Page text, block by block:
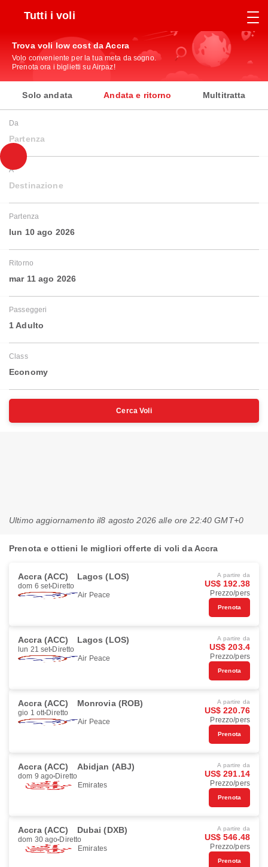
Tutti i voli
Trova voli low cost da Accra
Volo conveniente per la tua meta da sogno.
Prenota ora i biglietti su Airpaz!
Solo andata Andata e ritorno Multitratta
Da
Partenza
A
Destinazione
Partenza
lun 10 ago 2026
Ritorno
mar 11 ago 2026
Passeggeri
1 Adulto
Class
Economy
Cerca Voli
Ultimo aggiornamento il8 agosto 2026 alle ore 22:40 GMT+0
Prenota e ottieni le migliori offerte di voli da Accra
Accra (ACC) Lagos (LOS)
dom 6 set Diretto
Air Peace
A partire da
US$ 192.38
Prezzo/pers
Prenota
Accra (ACC) Lagos (LOS)
lun 21 set Diretto
Air Peace
A partire da
US$ 203.4
Prezzo/pers
Prenota
Accra (ACC) Monrovia (ROB)
gio 1 ott Diretto
Air Peace
A partire da
US$ 220.76
Prezzo/pers
Prenota
Accra (ACC) Abidjan (ABJ)
dom 9 ago Diretto
Emirates
A partire da
US$ 291.14
Prezzo/pers
Prenota
Accra (ACC) Dubai (DXB)
dom 30 ago Diretto
Emirates
A partire da
US$ 546.48
Prezzo/pers
Prenota